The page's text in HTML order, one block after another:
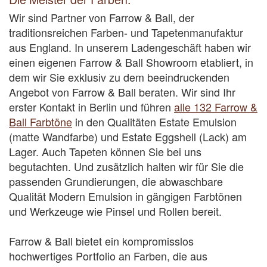
Feuchtigkeitsregulierung zum guten Raumklima
bei, lassen sich untereinander sehr gut
kombinieren und passen hervorragend zu
Holzböden und unseren natürlichen
Wandprodukten. Auch ohne Musterung verfügen
Sie über eine besondere Ausstrahlung.
Rufen Sie uns gerne an und fragen Sie uns nach
unserem hochwertigen Angebot. Wir sind Ihr
kreativer Raumausstatter in Berlin und helfen
Ihnen fachkundig weiter.
Wir sind Partner von Farrow & Ball, der
traditionsreichen Farben- und Tapetenmanufaktur
aus England. In unserem Ladengeschäft haben wir
einen eigenen Farrow & Ball Showroom etabliert, in
dem wir Sie exklusiv zu dem beeindruckenden
Angebot von Farrow & Ball beraten. Wir sind Ihr
erster Kontakt in Berlin und führen alle 132 Farrow &
Ball Farbtöne in den Qualitäten Estate Emulsion
(matte Wandfarbe) und Estate Eggshell (Lack) am
Lager. Auch Tapeten können Sie bei uns
begutachten. Und zusätzlich halten wir für Sie die
passenden Grundierungen, die abwaschbare
Qualität Modern Emulsion in gängigen Farbtönen
und Werkzeuge wie Pinsel und Rollen bereit.
Farrow & Ball bietet ein kompromisslos
hochwertiges Portfolio an Farben, die aus
sehr viele Gestaltungsmöglichkeiten
Wir bieten Ihnen:
Stucco lustro – diese reine Kalk-Spachtelmasse –
wir führen Stucco lustro nur gemäß
Originalrezeptur aus Kalk und Pigmenten – ist für
hochwertige, natürliche Glättetechniken im